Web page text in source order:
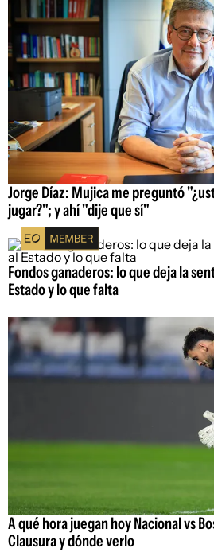
Jorge Díaz: Mujica me preguntó
jugar?"; y ahí "dije que sí"
Fondos ganaderos: lo que deja la
Estado y lo que falta
A qué hora juegan hoy Nacional vs
Clausura y dónde verlo